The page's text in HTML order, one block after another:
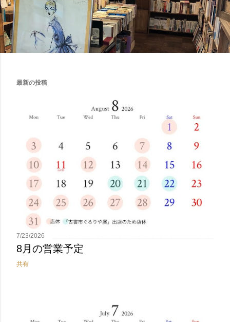
稿
最新の投稿
7/23/2026
8月の営業予定
共有